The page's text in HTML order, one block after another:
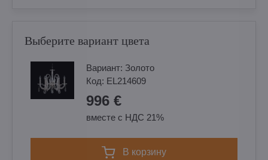
Выберите вариант цвета
Вариант: Золотo
Код: EL214609
996 €
вместе с НДС 21%
в корзину